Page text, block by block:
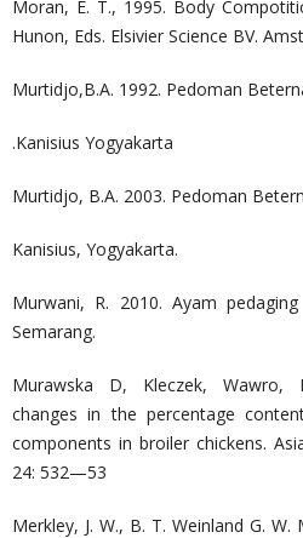
Moran, E. T., 1995. Body
Hunon, Eds. Elsivier Science BV.
Murtidjo,B.A. 1992. Pedoman
.Kanisius Yogyakarta
Murtidjo, B.A. 2003. Pedoman
Kanisius, Yogyakarta.
Murwani, R. 2010. Ayam
Semarang.
Murawska D, Kleczek, Wawro,
changes in the percentage
components in broiler chickens.
24: 532—53
Merkley, J. W., B. T. Weinland G.